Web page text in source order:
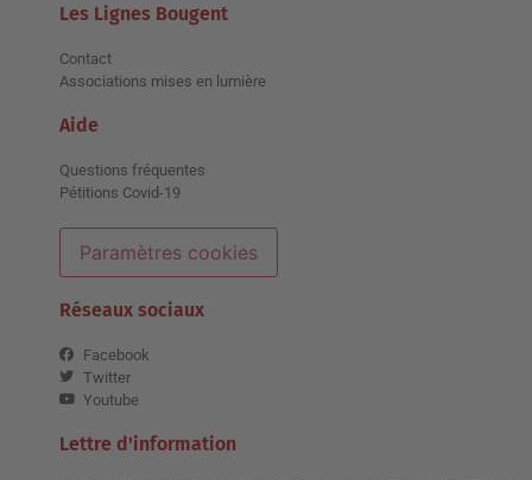
Les Lignes Bougent
Contact
Associations mises en lumière
Aide
Questions fréquentes
Pétitions Covid-19
Paramètres cookies
Réseaux sociaux
Facebook
Twitter
Youtube
Lettre d'information